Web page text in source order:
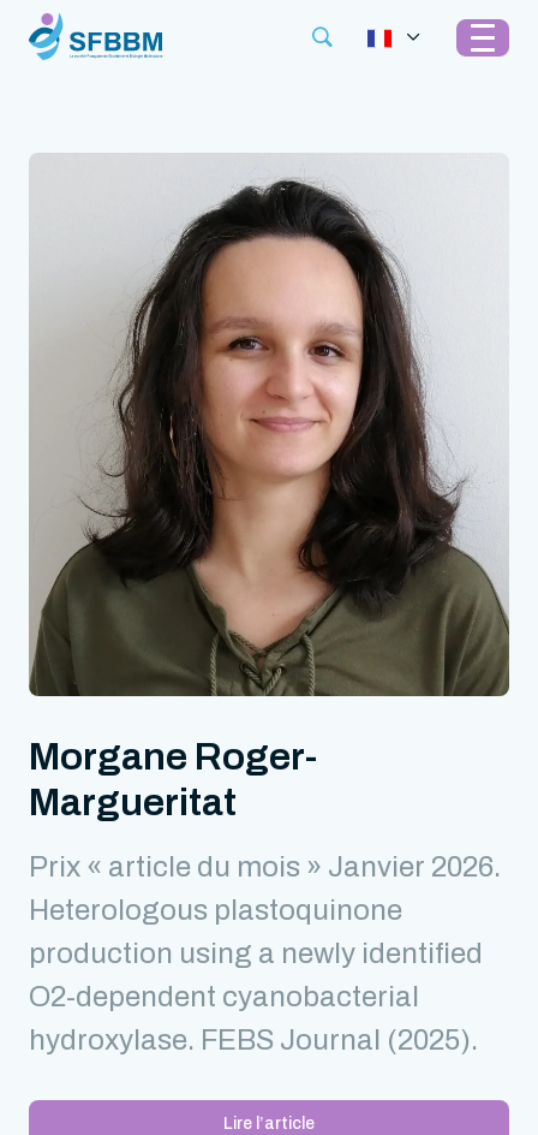
Morgane Roger-
Margueritat
Prix « article du mois » Janvier 2026.
Heterologous plastoquinone
production using a newly identified
O2-dependent cyanobacterial
hydroxylase. FEBS Journal (2025).
Lire l’article